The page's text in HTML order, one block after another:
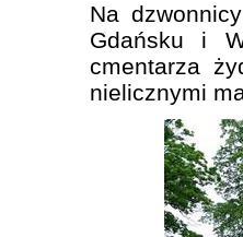
Na
Gdańsku i
cmentarza
nielicznymi